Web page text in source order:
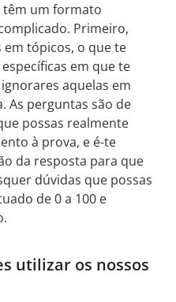
têm um formato
Primeiro,
tópicos, o que te
em que te
aquelas em
As perguntas são de
possas realmente
à prova, e é-te
da resposta para que
dúvidas que possas
de 0 a 100 e
utilizar os nossos